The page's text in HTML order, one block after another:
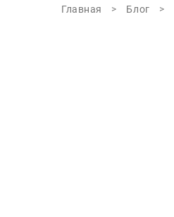
Главная > Блог >